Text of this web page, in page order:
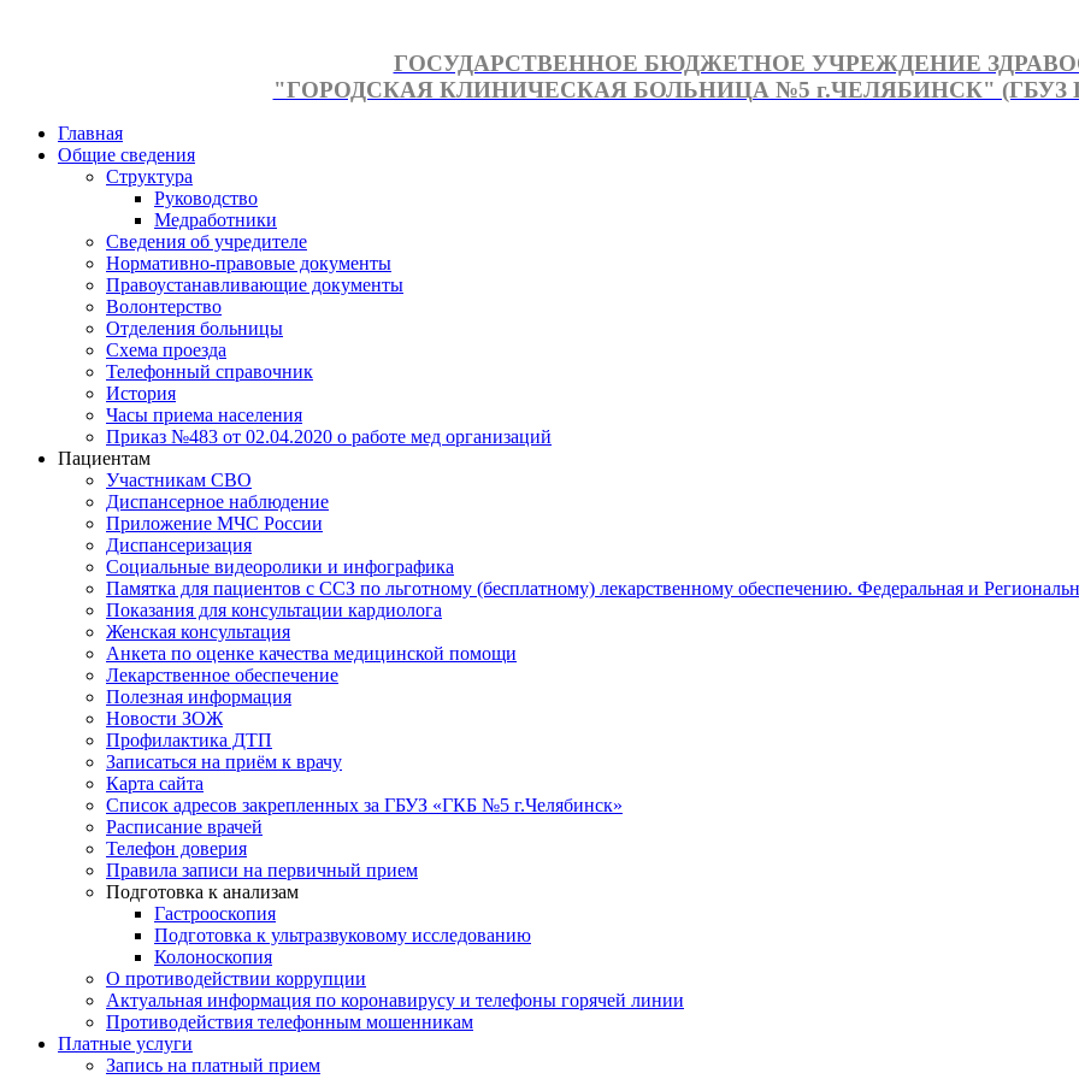
ГОСУДАРСТВЕННОЕ БЮДЖЕТНОЕ УЧРЕЖДЕНИЕ
"ГОРОДСКАЯ КЛИНИЧЕСКАЯ БОЛЬНИЦА №5 г.ЧЕЛЯБИНСК" (ГБУЗ
Главная
Общие сведения
Структура
Руководство
Медработники
Сведения об учредителе
Нормативно-правовые документы
Правоустанавливающие документы
Волонтерство
Отделения больницы
Схема проезда
Телефонный справочник
История
Часы приема населения
Приказ №483 от 02.04.2020 о работе мед организаций
Пациентам
Участникам СВО
Диспансерное наблюдение
Приложение МЧС России
Диспансеризация
Социальные видеоролики и инфографика
Памятка для пациентов с ССЗ по льготному (бесплатному) лекарственному обеспечению. Федеральная и
Показания для консультации кардиолога
Женская консультация
Анкета по оценке качества медицинской помощи
Лекарственное обеспечение
Полезная информация
Новости ЗОЖ
Профилактика ДТП
Записаться на приём к врачу
Карта сайта
Список адресов закрепленных за ГБУЗ «ГКБ №5 г.Челябинск»
Расписание врачей
Телефон доверия
Правила записи на первичный прием
Подготовка к анализам
Гастрооскопия
Подготовка к ультразвуковому исследованию
Колоноскопия
О противодействии коррупции
Актуальная информация по коронавирусу и телефоны горячей линии
Противодействия телефонным мошенникам
Платные услуги
Запись на платный прием